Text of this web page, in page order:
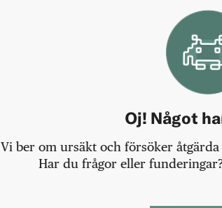
Oj! Något
Vi ber om ursäkt och försöker
Har du frågor eller